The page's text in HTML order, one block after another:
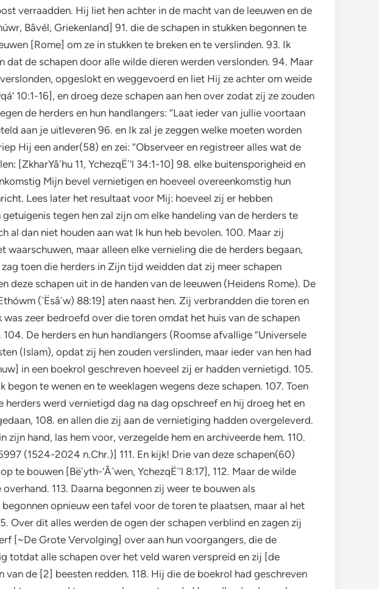
verraadden. Hij liet hen achter in de macht van de leeuwen en de
Bâvél, Griekenland] 91. die de schapen in stukken begonnen te
[Rome] om ze in stukken te breken en te verslinden. 93. Ik
de schapen door alle wilde dieren werden verslonden. 94. Maar
opgeslokt en weggevoerd en liet Hij ze achter om weide
10:1-16], en droeg deze schapen aan hen over zodat zij ze zouden
de herders en hun handlangers: “Laat ieder van jullie voortaan
aan je uitleveren 96. en Ik zal je zeggen welke moeten worden
Hij een ander(58) en zei: “Observeer en registreer alles wat de
[ZkharYâ´hu 11, YchezqË´’l 34:1-10] 98. elke buitensporigheid en
Mijn bevel vernietigen en hoeveel overeenkomstig hun
Lees later het resultaat voor Mij: hoeveel zij er hebben
tegen hen zal zijn om elke handeling van de herders te
al dan niet houden aan wat Ik hun heb bevolen. 100. Maar zij
maar alleen elke vernieling die de herders begaan,
toen die herders in Zijn tijd weidden dat zij meer schapen
deze schapen uit in de handen van de leeuwen (Heidens Rome). De
(`Ësâ´w) 88:19] aten naast hen. Zij verbrandden die toren en
was zeer bedroefd over die toren omdat het huis van de schapen
De herders en hun handlangers (Roomse afvallige “Universele
(Islam), opdat zij hen zouden verslinden, maar ieder van hen had
in een boekrol geschreven hoeveel zij er hadden vernietigd. 105.
te wenen en te weeklagen wegens deze schapen. 107. Toen
herders werd vernietigd dag na dag opschreef en hij droeg het en
108. en allen die zij aan de vernietiging hadden overgeleverd.
hand, las hem voor, verzegelde hem en archiveerde hem. 110.
(1524-2024 n.Chr.)] 111. En kijk! Drie van deze schapen(60)
bouwen [Bë´yth-‘Â´wen, YchezqË´’l 8:17], 112. Maar de wilde
113. Daarna begonnen zij weer te bouwen als
opnieuw een tafel voor de toren te plaatsen, maar al het
Over dit alles werden de ogen der schapen verblind en zagen zij
[~De Grote Vervolging] over aan hun voorgangers, die de
totdat alle schapen over het veld waren verspreid en zij [de
de [2] beesten redden. 118. Hij die de boekrol had geschreven